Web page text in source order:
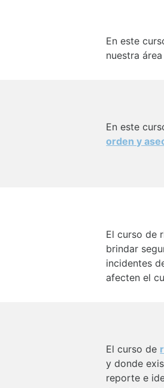
En este
nuestra
En este
orden y
El curso de
brindar
incidentes
afecten el
El curso de
y donde
reporte e